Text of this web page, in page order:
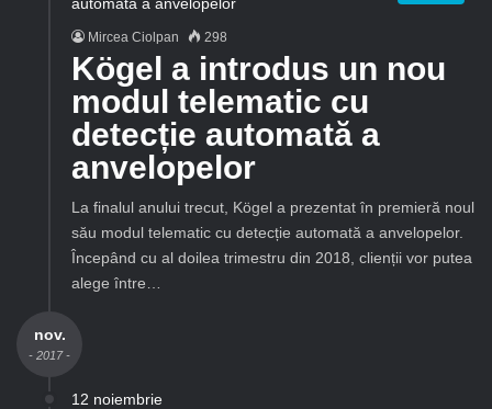
Mircea Ciolpan 298
Kögel a introdus un nou
modul telematic cu
detecție automată a
anvelopelor
La finalul anului trecut, Kögel a prezentat în premieră noul
său modul telematic cu detecție automată a anvelopelor.
Începând cu al doilea trimestru din 2018, clienții vor putea
alege între…
nov.
- 2017 -
12 noiembrie